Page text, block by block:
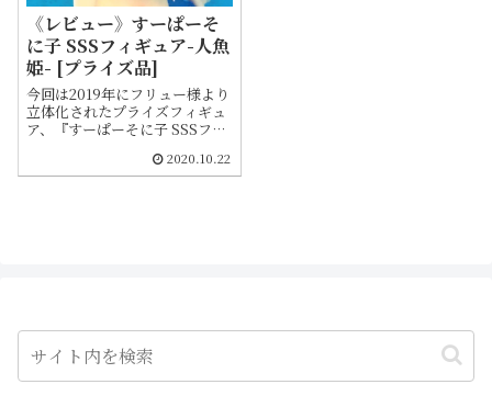
《レビュー》すーぱーそ
に子 SSSフィギュア-人魚
姫- [プライズ品]
今回は2019年にフリュー様より
立体化されたプライズフィギュ
ア、『すーぱーそに子 SSSフィ
2020.10.22